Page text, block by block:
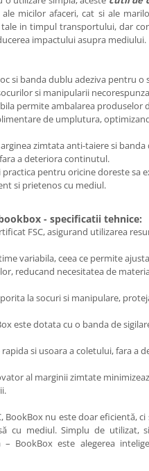
micilor afaceri, cat si ale
in timpul transportului, dar
impactului asupra mediului.
si banda dublu adeziva pentru o
si manipularii
permite ambalarea produselor
de umplutura,
zimtata anti-taiere si banda
a deteriora continutul.
pentru oricine doreste sa
si prietenos cu mediul.
- specificatii tehnice:
FSC, asigurand utilizarea
variabila, ceea ce permite
reducand necesitatea de
la socuri si manipulare,
este dotata cu o banda de
si usoara a coletului, fara a
al marginii zimtate
BookBox nu este doar eficientă, ci
cu mediul. Simplu de utilizat,
BookBox este alegerea